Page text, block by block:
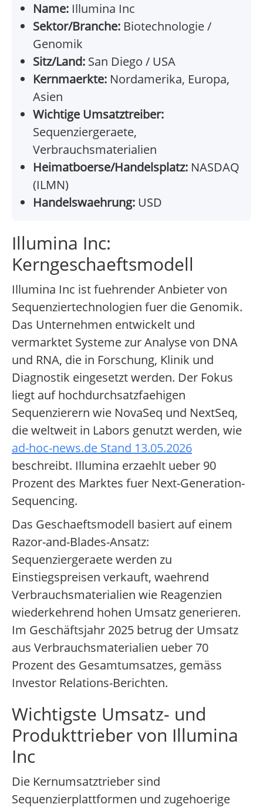
Name: Illumina Inc
Sektor/Branche: Biotechnologie /
Genomik
Sitz/Land: San Diego / USA
Kernmaerkte: Nordamerika, Europa,
Asien
Wichtige Umsatztreiber:
Sequenziergeraete,
Verbrauchsmaterialien
Heimatboerse/Handelsplatz: NASDAQ
(ILMN)
Handelswaehrung: USD
Illumina Inc:
Kerngeschaeftsmodell
Illumina Inc ist fuehrender Anbieter von
Sequenziertechnologien fuer die Genomik.
Das Unternehmen entwickelt und
vermarktet Systeme zur Analyse von DNA
und RNA, die in Forschung, Klinik und
Diagnostik eingesetzt werden. Der Fokus
liegt auf hochdurchsatzfaehigen
Sequenzierern wie NovaSeq und NextSeq,
die weltweit in Labors genutzt werden, wie
ad-hoc-news.de Stand 13.05.2026
beschreibt. Illumina erzaehlt ueber 90
Prozent des Marktes fuer Next-Generation-
Sequencing.
Das Geschaeftsmodell basiert auf einem
Razor-and-Blades-Ansatz:
Sequenziergeraete werden zu
Einstiegspreisen verkauft, waehrend
Verbrauchsmaterialien wie Reagenzien
wiederkehrend hohen Umsatz generieren.
Im Geschäftsjahr 2025 betrug der Umsatz
aus Verbrauchsmaterialien ueber 70
Prozent des Gesamtumsatzes, gemäss
Investor Relations-Berichten.
Wichtigste Umsatz- und
Produkttrieber von Illumina
Inc
Die Kernumsatztrieber sind
Sequenzierplattformen und zugehoerige